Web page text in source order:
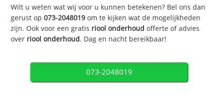
Wilt u weten wat wij voor u kunnen betekenen? Bel ons dan
gerust op073-2048019 om te kijken wat de mogelijkheden
zijn. Ook voor een gratis riool onderhoud offerte of advies
over riool onderhoud. Dag en nacht bereikbaar!
073-2048019